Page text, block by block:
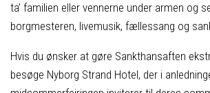
ta’ familien eller vennerne under armen og
borgmesteren, livemusik, fællessang og
Hvis du ønsker at gøre Sankthansaften
besøge Nyborg Strand Hotel, der i